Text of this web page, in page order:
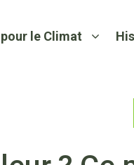
le Climat